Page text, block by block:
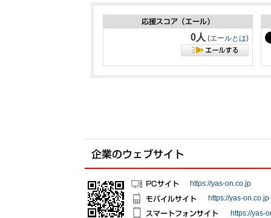
0人 (エールとは)
https://yas-on.co.jp
https://yas-on.co.jp
https://yas-